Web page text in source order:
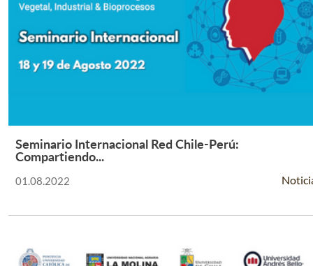
Leer Más +
Seminario Internacional Red Chile-Perú:
Compartiendo...
01.08.2022